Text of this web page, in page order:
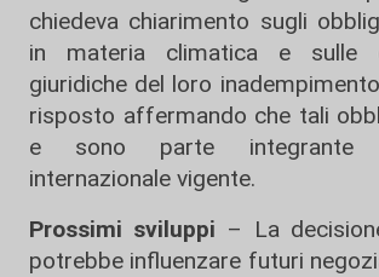
chiedeva chiarimento sugli
in materia climatica e sulle
giuridiche del loro
risposto affermando che tali
e sono parte integrante
internazionale vigente.
Prossimi sviluppi – La
potrebbe influenzare futuri